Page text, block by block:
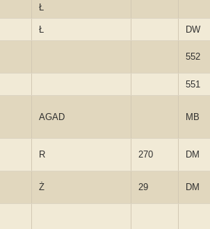
Ł
Ł DW
552
551
AGAD MB
R 270 DM
Ż 29 DM